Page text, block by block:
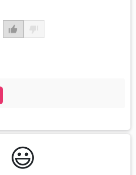
😃️